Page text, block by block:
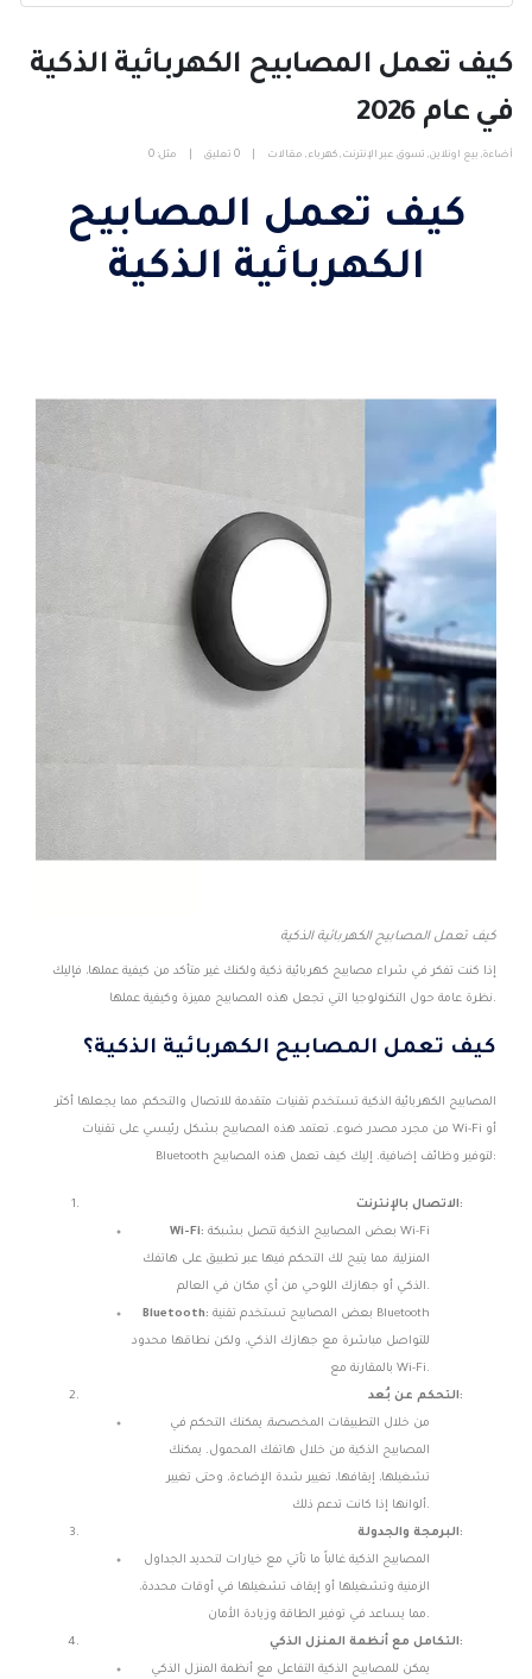
كيف تعمل المصابيح الكهربائية الذكية
في عام 2026
أضاءة, بيع اونلاين, تسوق عبر الإنترنت , كهرباء , مقالات 0 تعليق مثل: 0
كيف تعمل المصابيح
الكهربائية الذكية
كيف تعمل المصابيح الكهربائية الذكية
إذا كنت تفكر في شراء مصابيح كهربائية ذكية ولكنك غير متأكد من كيفية عملها، فإليك
نظرة عامة حول التكنولوجيا التي تجعل هذه المصابيح مميزة وكيفية عملها.
كيف تعمل المصابيح الكهربائية الذكية؟
المصابيح الكهربائية الذكية تستخدم تقنيات متقدمة للاتصال والتحكم، مما يجعلها أكثر
من مجرد مصدر ضوء. تعتمد هذه المصابيح بشكل رئيسي على تقنيات Wi-Fi أو
Bluetooth لتوفير وظائف إضافية. إليك كيف تعمل هذه المصابيح:
الاتصال بالإنترنت:
Wi-Fi:
المنزلية، مما يتيح لك التحكم فيها عبر تطبيق على هاتفك
الذكي أو جهازك اللوحي من أي مكان في العالم.
Bluetooth:
للتواصل مباشرة مع جهازك الذكي، ولكن نطاقها محدود
بالمقارنة مع Wi-Fi.
التحكم عن بُعد:
من خلال التطبيقات المخصصة، يمكنك التحكم في
المصابيح الذكية من خلال هاتفك المحمول. يمكنك
تشغيلها، إيقافها، تغيير شدة الإضاءة، وحتى تغيير
ألوانها إذا كانت تدعم ذلك.
البرمجة والجدولة:
المصابيح الذكية غالباً ما تأتي مع خيارات لتحديد الجداول
الزمنية وتشغيلها أو إيقاف تشغيلها في أوقات محددة،
مما يساعد في توفير الطاقة وزيادة الأمان.
التكامل مع أنظمة المنزل الذكي:
يمكن للمصابيح الذكية التفاعل مع أنظمة المنزل الذكي